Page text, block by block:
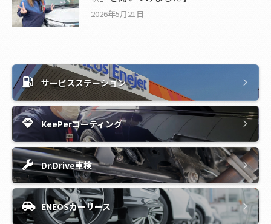
2026年5月21日
サービスステーション
KeePerコーティング
Dr.Drive車検
ENEOSカーリース